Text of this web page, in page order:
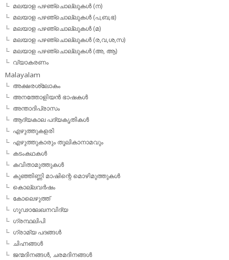
മലയാള പഴഞ്ചൊല്ലുകള്‍ (ന)
മലയാള പഴഞ്ചൊല്ലുകള്‍ (പ,ബ,ഭ)
മലയാള പഴഞ്ചൊല്ലുകള്‍ (മ)
മലയാള പഴഞ്ചൊല്ലുകള്‍ (ര,വ,ശ,സ)
മലയാള പഴഞ്ചൊല്ലുകൾ (അ, ആ)
വ്യാകരണം
Malayalam
അക്ഷരശ്ലോകം
അനത്തോളിയന്‍ ഭാഷകള്‍
അന്താദിപ്രാസം
ആദ്യകാല പദ്യകൃതികള്‍
എഴുത്തുകളരി
എഴുത്തുകാരും തൂലികാനാമവും
കടംകഥകള്‍
കവിതാമുത്തുകള്‍
കുഞ്ഞിണ്ണി മാഷിന്റെ മൊഴിമുത്തുകള്‍
കൊല്ലവര്‍ഷം
കോലെഴുത്ത്
ഗൂഢാലേഖനവിദ്യ
ഗ്രന്ഥലിപി
ഗ്രാമ്യ പദങ്ങള്‍
ചിഹ്നങ്ങള്‍
ജന്മദിനങ്ങള്‍, ചരമദിനങ്ങള്‍